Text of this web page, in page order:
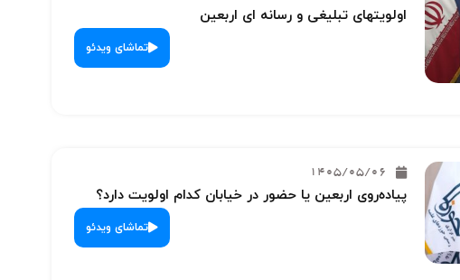
اولویتهای تبلیغی و رسانه ای اربعین
تماشای ویدئو
1405/05/06
پیاده‌روی اربعین یا حضور در خیابان کدام اولویت دارد؟
تماشای ویدئو